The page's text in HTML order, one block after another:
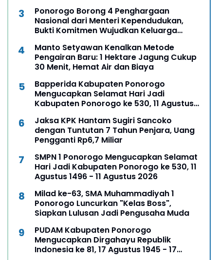
Ponorogo Borong 4 Penghargaan
Nasional dari Menteri Kependudukan,
Bukti Komitmen Wujudkan Keluarga
Manto Setyawan Kenalkan Metode
Pengairan Baru: 1 Hektare Jagung Cukup
30 Menit, Hemat Air dan Biaya
Bapperida Kabupaten Ponorogo
Mengucapkan Selamat Hari Jadi
Kabupaten Ponorogo ke 530, 11 Agustus
Jaksa KPK Hantam Sugiri Sancoko
dengan Tuntutan 7 Tahun Penjara, Uang
Pengganti Rp6,7 Miliar
SMPN 1 Ponorogo Mengucapkan Selamat
Hari Jadi Kabupaten Ponorogo ke 530, 11
Agustus 1496 - 11 Agustus 2026
Milad ke-63, SMA Muhammadiyah 1
Ponorogo Luncurkan "Kelas Boss",
Siapkan Lulusan Jadi Pengusaha Muda
PUDAM Kabupaten Ponorogo
Mengucapkan Dirgahayu Republik
Indonesia ke 81, 17 Agustus 1945 - 17